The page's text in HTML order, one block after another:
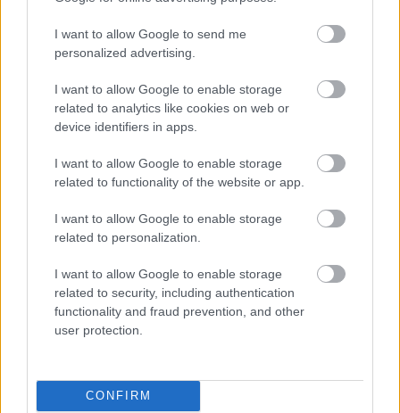
I want to allow Google to send me
personalized advertising.
I want to allow Google to enable storage
related to analytics like cookies on web or
device identifiers in apps.
I want to allow Google to enable storage
related to functionality of the website or app.
I want to allow Google to enable storage
related to personalization.
I want to allow Google to enable storage
related to security, including authentication
functionality and fraud prevention, and other
user protection.
CONFIRM
Mindenesetre tavaly tavasszal az a becslés látott
megközelítőleg 2,5-3 milliárd forint lehet.
ki, azóta nyilvánvalóan mind az építőipari, mind
a munkaerőköltségekről és az általános
ennél jóval több kerülhet – zárja cikkét a
boon.hu